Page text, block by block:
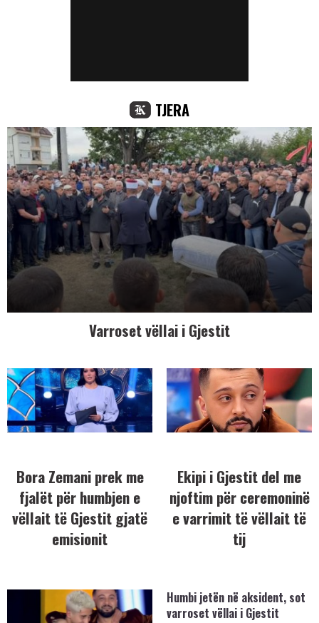
TJERA
Varroset vëllai i Gjestit
Bora Zemani prek me
fjalët për humbjen e
vëllait të Gjestit gjatë
emisionit
Ekipi i Gjestit del me
njoftim për ceremoninë
e varrimit të vëllait të
tij
Humbi jetën në aksident, sot
varroset vëllai i Gjestit